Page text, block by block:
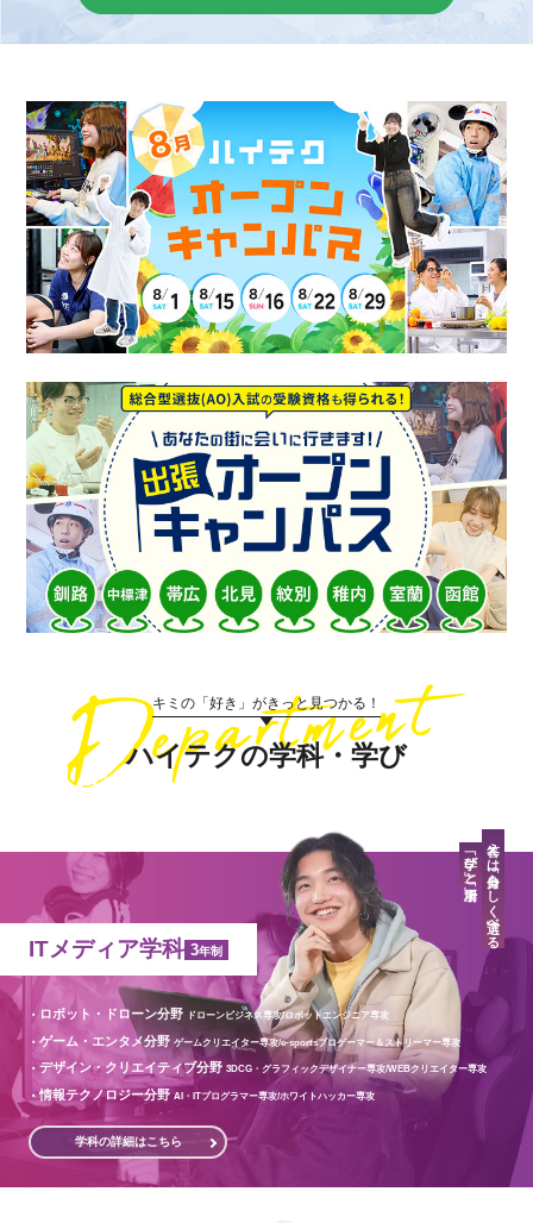
キミの「好き」がきっと見つかる！
ハイテクの学科・学び
ITメディア学科 3年制
ロボット・ドローン分野 ドローンビジネス専攻/ロボットエンジニア専攻
ゲーム・エンタメ分野ゲームクリエイター専攻/e-sportsプロゲーマー＆ストリーマー専攻
デザイン・クリエイティブ分野3DCG・グラフィックデザイナー専攻/WEBクリエイター専攻
情報テクノロジー分野AI・ITプログラマー専攻/ホワイトハッカー専攻
学科の詳細はこちら
答えは「自分らしく」選べる
「学び」と「場所」